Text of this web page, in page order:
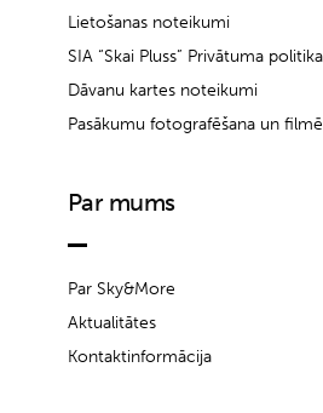
Lietošanas noteikumi
SIA “Skai Pluss” Privātuma politika
Dāvanu kartes noteikumi
Pasākumu fotografēšana un
Par mums
Par Sky&More
Aktualitātes
Kontaktinformācija